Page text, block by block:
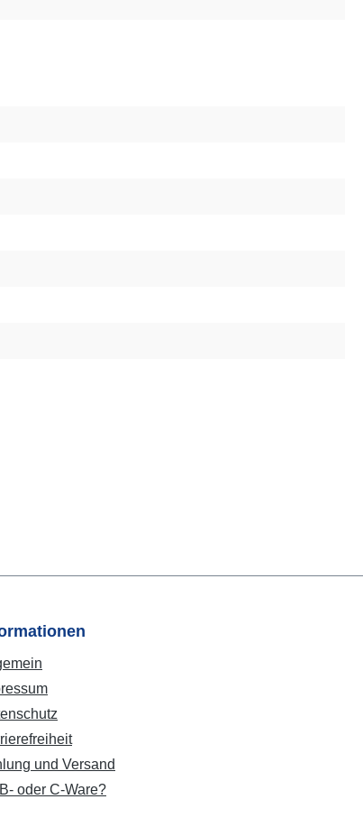
und Versand
oder C-Ware?